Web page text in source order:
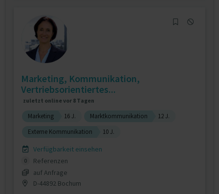
Marketing, Kommunikation,
Vertriebsorientiertes...
zuletzt online vor 8 Tagen
Marketing 16 J. Marktkommunikation
12 J.
Externe Kommunikation
10 J.
Verfügbarkeit einsehen
0
Referenzen
auf Anfrage
D-44892 Bochum